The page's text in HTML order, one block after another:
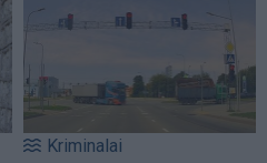
Kriminalai